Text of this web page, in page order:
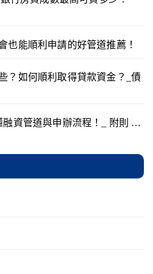
也能順利申請的好管道推薦！
？如何順利取得貸款資金？_債
融資管道與申辦流程！_ 附則 …